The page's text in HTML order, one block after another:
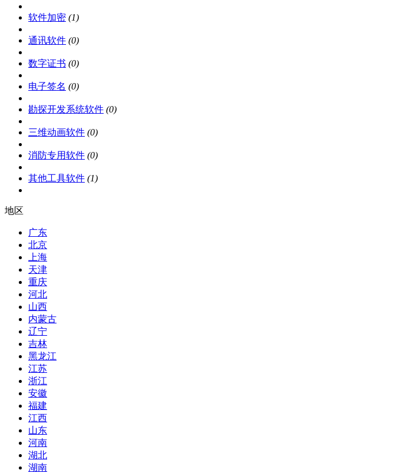
软件加密 (1)
通讯软件 (0)
数字证书 (0)
电子签名 (0)
勘探开发系统软件 (0)
三维动画软件 (0)
消防专用软件 (0)
其他工具软件 (1)
地区
广东
北京
上海
天津
重庆
河北
山西
内蒙古
辽宁
吉林
黑龙江
江苏
浙江
安徽
福建
江西
山东
河南
湖北
湖南